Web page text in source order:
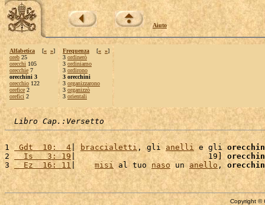
Aiuto
Alfabetica [« »]
oreb 25
orecchi 105
orecchie 7
orecchini 3
orecchio 122
orefice 2
orefici 2
Frequenza [« »]
3 ordinerò
3 ordiniamo
3 ordirono
3 orecchini
3 organizzarono
3 organizzò
3 orientali
Libro Cap.:Versetto
1 Gdt  10:  4| braccialetti , gli anelli e gli
2
  Is   3: 19
|                            19]
3
  Ez  16: 11
| misi al tuo naso un anello ,
Copyright ©